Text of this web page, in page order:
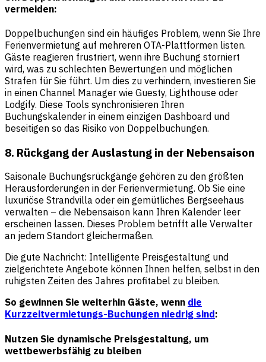
vermeiden:
Doppelbuchungen sind ein häufiges Problem, wenn Sie Ihre
Ferienvermietung auf mehreren OTA-Plattformen listen.
Gäste reagieren frustriert, wenn ihre Buchung storniert
wird, was zu schlechten Bewertungen und möglichen
Strafen für Sie führt. Um dies zu verhindern, investieren Sie
in einen Channel Manager wie Guesty, Lighthouse oder
Lodgify. Diese Tools synchronisieren Ihren
Buchungskalender in einem einzigen Dashboard und
beseitigen so das Risiko von Doppelbuchungen.
8. Rückgang der Auslastung in der Nebensaison
Saisonale Buchungsrückgänge gehören zu den größten
Herausforderungen in der Ferienvermietung. Ob Sie eine
luxuriöse Strandvilla oder ein gemütliches Bergseehaus
verwalten – die Nebensaison kann Ihren Kalender leer
erscheinen lassen. Dieses Problem betrifft alle Verwalter
an jedem Standort gleichermaßen.
Die gute Nachricht: Intelligente Preisgestaltung und
zielgerichtete Angebote können Ihnen helfen, selbst in den
ruhigsten Zeiten des Jahres profitabel zu bleiben.
So gewinnen Sie weiterhin Gäste, wenn die
Kurzzeitvermietungs-Buchungen niedrig sind:
Nutzen Sie dynamische Preisgestaltung, um
wettbewerbsfähig zu bleiben